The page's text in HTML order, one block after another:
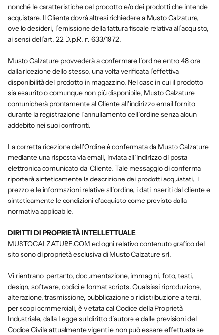
nonché le caratteristiche del prodotto e/o dei prodotti che intende
acquistare. Il Cliente dovrà altresì richiedere a Musto Calzature,
ove lo desideri, l’emissione della fattura fiscale relativa all’acquisto,
ai sensi dell’art. 22 D.p.R. n. 633/1972.
Musto Calzature provvederà a confermare l’ordine entro 48 ore
dalla ricezione dello stesso, una volta verificata l’effettiva
disponibilità del prodotto in magazzino. Nel caso in cui il prodotto
sia esaurito o comunque non più disponibile, Musto Calzature
comunicherà prontamente al Cliente all’indirizzo email fornito
durante la registrazione l’annullamento dell’ordine senza alcun
addebito nei suoi confronti.
La corretta ricezione dell’Ordine è confermata da Musto Calzature
mediante una risposta via email, inviata all’indirizzo di posta
elettronica comunicato dal Cliente. Tale messaggio di conferma
riporterà sinteticamente la descrizione dei prodotti acquistati, il
prezzo e le informazioni relative all’ordine, i dati inseriti dal cliente e
sinteticamente le condizioni d’acquisto come previsto dalla
normativa applicabile.
DIRITTI DI PROPRIETÀ INTELLETTUALE
MUSTOCALZATURE.COM ed ogni relativo contenuto grafico del
sito sono di proprietà esclusiva di Musto Calzature srl.
Vi rientrano, pertanto, documentazione, immagini, foto, testi,
design, software, codici e format scripts. Qualsiasi riproduzione,
alterazione, trasmissione, pubblicazione o ridistribuzione a terzi,
per scopi commerciali, è vietata dal Codice della Proprietà
Industriale, dalla Legge sul diritto d’autore e dalle previsioni del
Codice Civile attualmente vigenti e non può essere effettuata se